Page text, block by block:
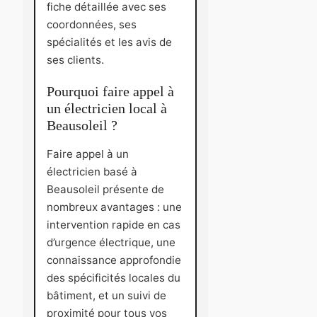
fiche détaillée avec ses
coordonnées, ses
spécialités et les avis de
ses clients.
Pourquoi faire appel à
un électricien local à
Beausoleil ?
Faire appel à un
électricien basé à
Beausoleil présente de
nombreux avantages : une
intervention rapide en cas
d’urgence électrique, une
connaissance approfondie
des spécificités locales du
bâtiment, et un suivi de
proximité pour tous vos